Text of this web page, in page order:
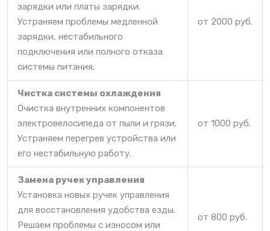
зарядки или платы зарядки.
Устраняем проблемы медленной
зарядки, нестабильного
подключения или полного отказа
системы питания.
от 2000 руб.
Чистка системы охлаждения
Очистка внутренних компонентов
электровелосипеда от пыли и грязи.
Устраняем перегрев устройства или
его нестабильную работу.
от 1000 руб.
Замена ручек управления
Установка новых ручек управления
для восстановления удобства езды.
Решаем проблемы с износом или
от 800 руб.